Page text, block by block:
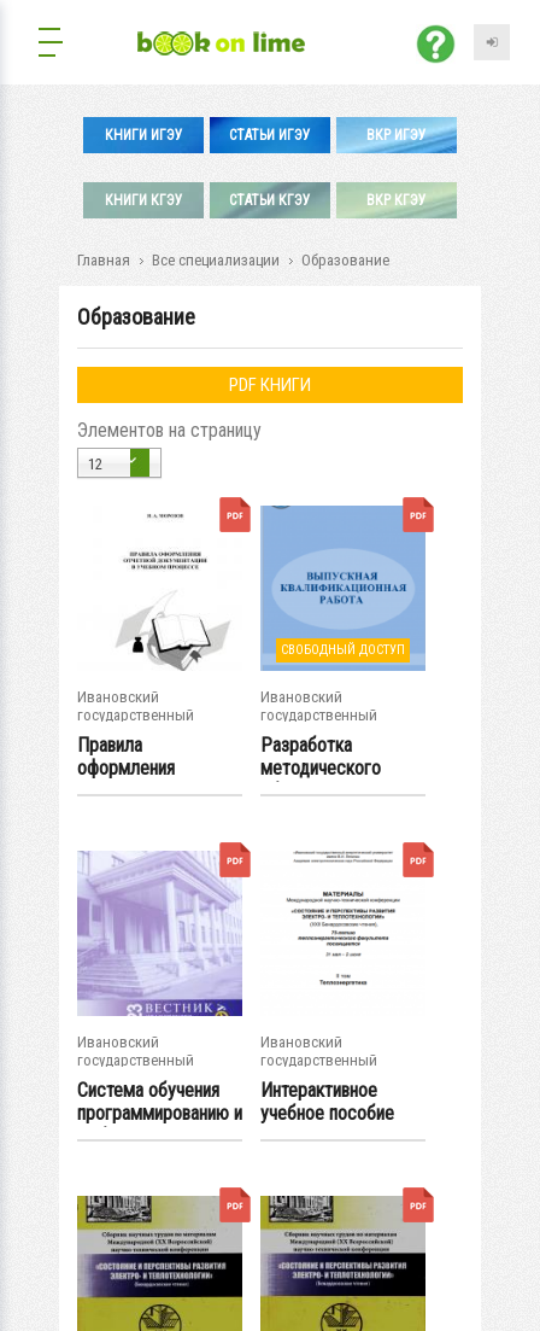
КНИГИ ИГЭУ СТАТЬИ ИГЭУ ВКР ИГЭУ
КНИГИ КГЭУ СТАТЬИ КГЭУ ВКР КГЭУ
Главная Все специализации Образование
Образование
PDF КНИГИ
Элементов на страницу
12
Ивановский
государственный
энергетический...
Правила
оформления
отчетной
СВОБОДНЫЙ ДОСТУП
Ивановский
государственный
энергетический...
Разработка
методического
обеспечения для...
Ивановский
государственный
энергетический...
Система обучения
программированию и
выбор...
Ивановский
государственный
энергетический...
Интерактивное
учебное пособие
для изучения...